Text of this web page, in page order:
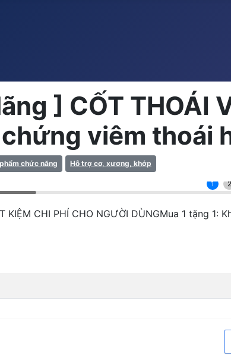
] CỐT THOÁI
viêm thoái
chức năng Hỗ trợ cơ, xương, khớp
1 2
KIỆM CHI PHÍ CHO NGƯỜI DÙNGMua 1 tặng